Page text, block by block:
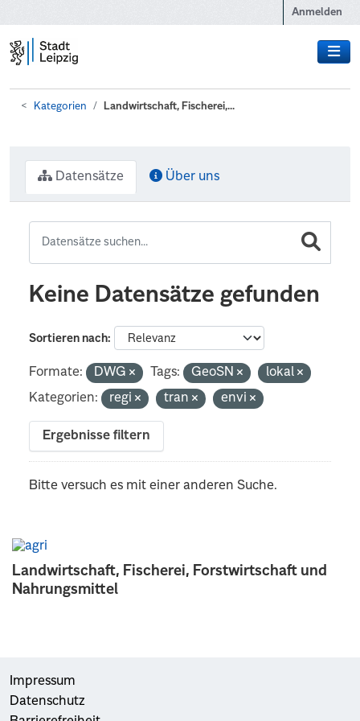
Anmelden
Kategorien Landwirtschaft, Fischerei,...
Landwirtschaft, Fischerei, Forstwirtschaft und
Nahrungsmittel
Datensätze Über uns
Keine Datensätze gefunden
Sortieren nach
Formate: DWG Tags: GeoSN
lokal
Kategorien:
regi tran envi
Ergebnisse filtern
Bitte versuch es mit einer anderen Suche.
Impressum
Datenschutz